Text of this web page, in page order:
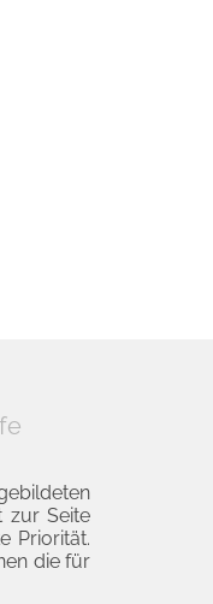
zur Seite
Priorität.
die für